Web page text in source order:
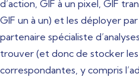
d’action, GIF à un pixel, GIF
GIF un à un) et les déployer
partenaire spécialiste
trouver (et donc de stocker
correspondantes, y compris